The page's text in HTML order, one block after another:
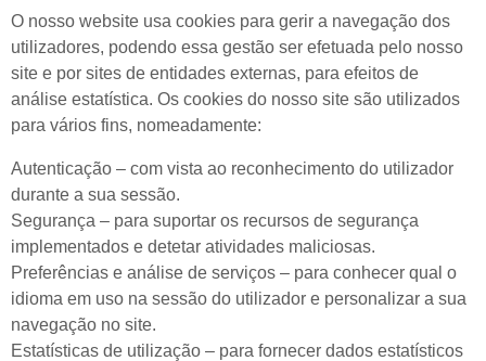
O nosso website usa cookies para gerir a navegação dos
utilizadores, podendo essa gestão ser efetuada pelo nosso
site e por sites de entidades externas, para efeitos de
análise estatística. Os cookies do nosso site são utilizados
para vários fins, nomeadamente:
Autenticação – com vista ao reconhecimento do utilizador
durante a sua sessão.
Segurança – para suportar os recursos de segurança
implementados e detetar atividades maliciosas.
Preferências e análise de serviços – para conhecer qual o
idioma em uso na sessão do utilizador e personalizar a sua
navegação no site.
Estatísticas de utilização – para fornecer dados estatísticos